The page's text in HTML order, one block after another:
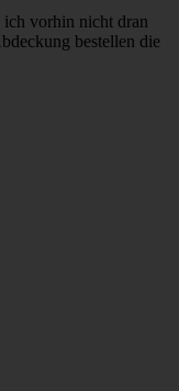
ich vorhin nicht dran
bestellen die